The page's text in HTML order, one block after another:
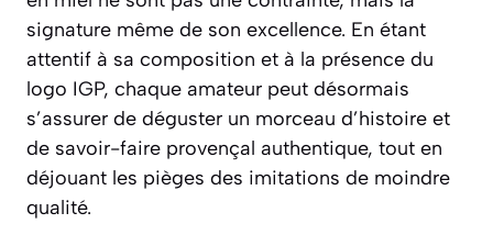
signature même de son excellence. En étant
attentif à sa composition et à la présence du
logo IGP, chaque amateur peut désormais
s’assurer de déguster un morceau d’histoire et
de savoir-faire provençal authentique, tout en
déjouant les pièges des imitations de moindre
qualité.